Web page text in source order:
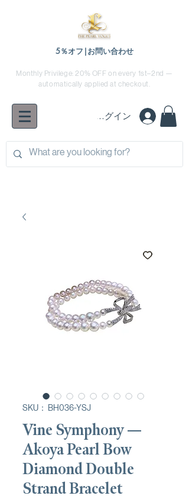
5％オフ|お問い合わせ
Monthly Privilege: 20% OFF on every 1st–2nd —
automatically applied at checkout.
ログイン
SKU： BH036-YSJ
Vine Symphony —
Akoya Pearl Bow
Diamond Double
Strand Bracelet